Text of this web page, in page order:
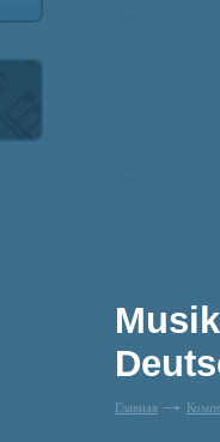
Главная